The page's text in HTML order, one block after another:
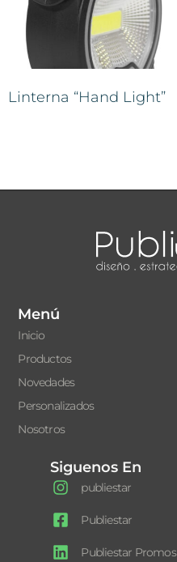
Linterna “Hand Light”
Menú
Inicio
Productos
Novedades
Personalizados
Nosotros
Siguenos En
publiestar
Publiestar
Publiestar Promos